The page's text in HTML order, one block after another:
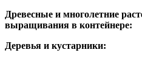
Древесные и многолетние
выращивания в контейнере:
Деревья и кустарники: